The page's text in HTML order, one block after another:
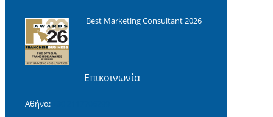
Best Marketing Consultant 2026
Επικοινωνία
Αθήνα: